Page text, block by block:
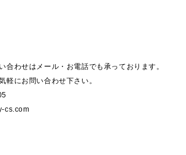
合わせはメール・お電話でも承っております。
軽にお問い合わせ下さい。
cs.com